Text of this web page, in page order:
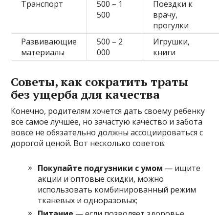
Транспорт
500 – 1
500
Поездки к
врачу,
прогулки
Развивающие
материалы
500 – 2
000
Игрушки,
книги
Советы, как сократить траты
без ущерба для качества
Конечно, родителям хочется дать своему ребенку
всё самое лучшее, но зачастую качество и забота
вовсе не обязательно должны ассоциироваться с
дорогой ценой. Вот несколько советов:
Покупайте подгузники с умом — ищите
акции и оптовые скидки, можно
использовать комбинированный режим
тканевых и одноразовых;